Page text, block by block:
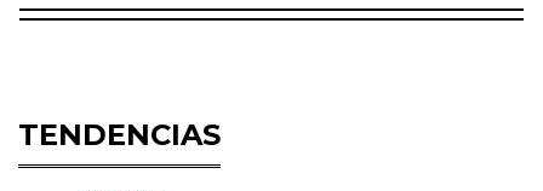
TENDENCIAS